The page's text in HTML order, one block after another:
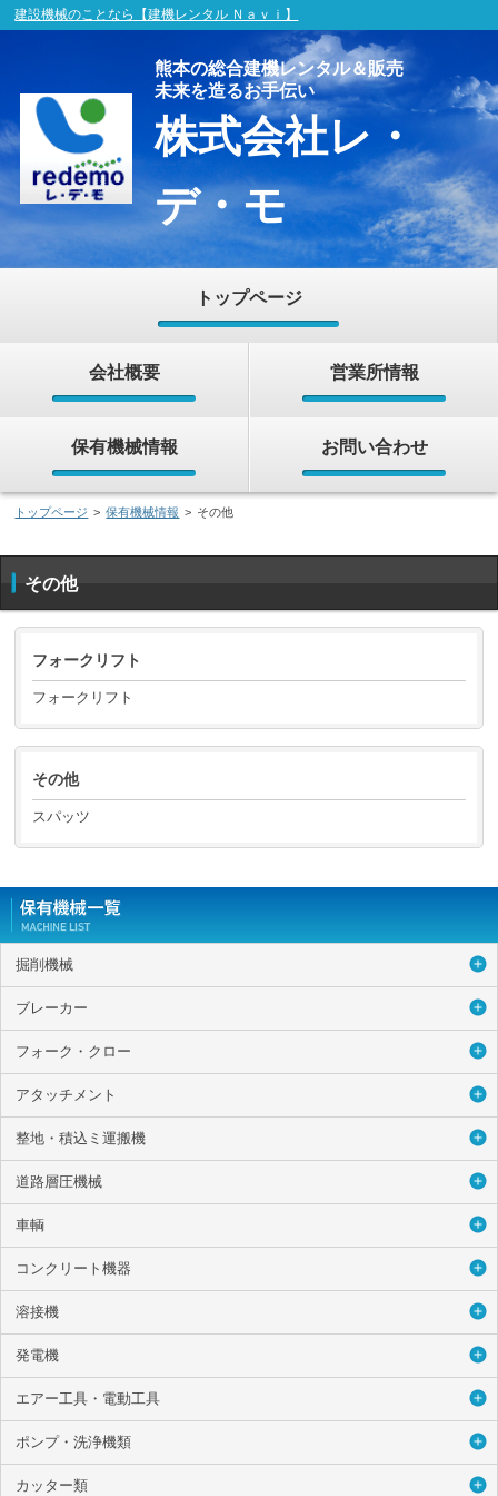
建設機械のことなら【建機レンタル Ｎａｖｉ】
熊本の総合建機レンタル＆販売
未来を造るお手伝い
株式会社レ・
デ・モ
トップページ
会社概要 営業所情報
保有機械情報 お問い合わせ
トップページ > 保有機械情報 > その他
その他
フォークリフト
フォークリフト
その他
スパッツ
掘削機械
ブレーカー
フォーク・クロー
アタッチメント
整地・積込ミ運搬機
道路層圧機械
車輌
コンクリート機器
溶接機
発電機
エアー工具・電動工具
ポンプ・洗浄機類
カッター類